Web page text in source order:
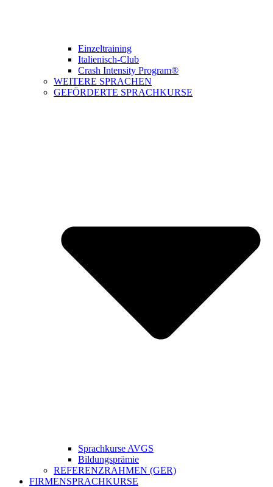
Einzeltraining
Italienisch-Club
Crash Intensity Program®
WEITERE SPRACHEN
GEFÖRDERTE SPRACHKURSE
Sprachkurse AVGS
Bildungsprämie
REFERENZRAHMEN (GER)
FIRMENSPRACHKURSE